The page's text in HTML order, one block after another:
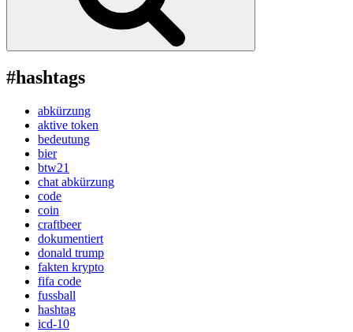
#hashtags
abkürzung
aktive token
bedeutung
bier
btw21
chat abkürzung
code
coin
craftbeer
dokumentiert
donald trump
fakten krypto
fifa code
fussball
hashtag
icd-10